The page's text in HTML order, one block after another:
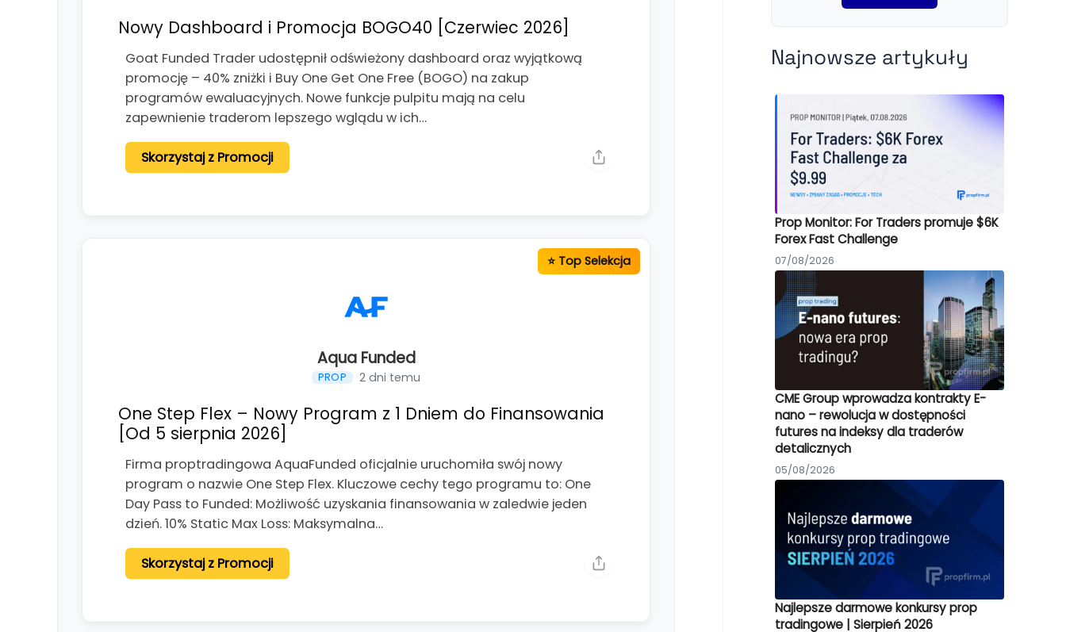
Nowy Dashboard i Promocja BOGO40 [Czerwiec 2026]
Goat Funded Trader udostępnił odświeżony dashboard oraz wyjątkową
promocję – 40% zniżki i Buy One Get One Free (BOGO) na zakup
programów ewaluacyjnych. Nowe funkcje pulpitu mają na celu
zapewnienie traderom lepszego wglądu w ich…
Skorzystaj z Promocji
Aqua Funded
PROP 2 dni temu
One Step Flex – Nowy Program z 1 Dniem do Finansowania
[Od 5 sierpnia 2026]
Firma proptradingowa AquaFunded oficjalnie uruchomiła swój nowy
program o nazwie One Step Flex. Kluczowe cechy tego programu to: One
Day Pass to Funded: Możliwość uzyskania finansowania w zaledwie jeden
dzień. 10% Static Max Loss: Maksymalna…
Skorzystaj z Promocji
Najnowsze artykuły
Prop Monitor: For Traders promuje $6K
Forex Fast Challenge
07/08/2026
CME Group wprowadza kontrakty E-
nano – rewolucja w dostępności
futures na indeksy dla traderów
detalicznych
05/08/2026
Najlepsze darmowe konkursy prop
tradingowe | Sierpień 2026